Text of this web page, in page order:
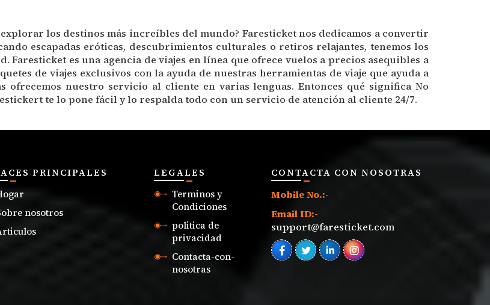
los destinos más increíbles del mundo? Faresticket nos dedicamos a convertir
escapadas eróticas, descubrimientos culturales o retiros relajantes, tenemos los
Faresticket es una agencia de viajes en línea que ofrece vuelos a precios asequibles a
de viajes exclusivos con la ayuda de nuestras herramientas de viaje que ayuda a
ofrecemos nuestro servicio al cliente en varias lenguas. Entonces qué significa No
te lo pone fácil y lo respalda todo con un servicio de atención al cliente 24/7.
PRINCIPALES
nosotros
LEGALES
Terminos y
Condiciones
politica de
privacidad
Contacta-con-
nosotras
CONTACTA CON NOSOTRAS
Mobile No.:-
Email ID:-
support@faresticket.com